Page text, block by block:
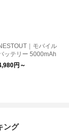
｜モバイル
ッテリー 5000mAh
円～
ング